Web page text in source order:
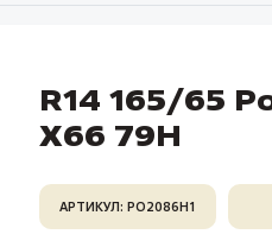
R14 165/65
X66 79H
АРТИКУЛ: PO2086H1